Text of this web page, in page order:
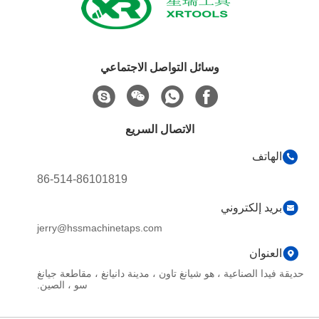
وسائل التواصل الاجتماعي
الاتصال السريع
الهاتف
86-514-86101819
بريد إلكتروني
jerry@hssmachinetaps.com
العنوان
حديقة فيدا الصناعية ، هو شيانغ تاون ، مدينة دانيانغ ، مقاطعة جيانغ
سو ، الصين.